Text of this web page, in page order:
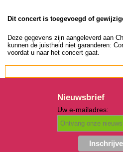
Dit concert is toegevoegd of
Deze gegevens zijn aangeleverd aan
kunnen de juistheid niet garanderen:
voordat u naar het concert gaat.
Nieuwsbrief
Uw e-mailadres: